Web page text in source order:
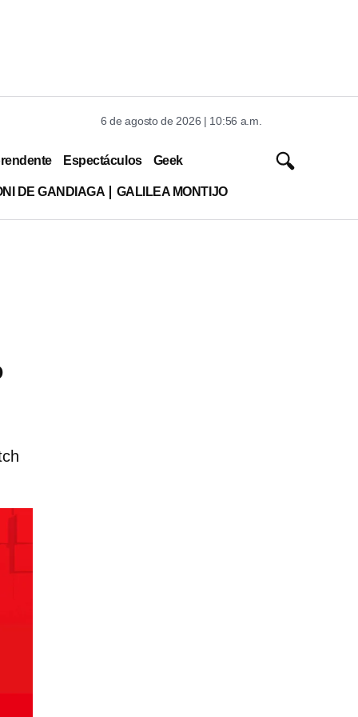
6 de agosto de 2026 | 10:56 a.m.
Espectáculos Geek
DE GANDIAGA GALILEA MONTIJO